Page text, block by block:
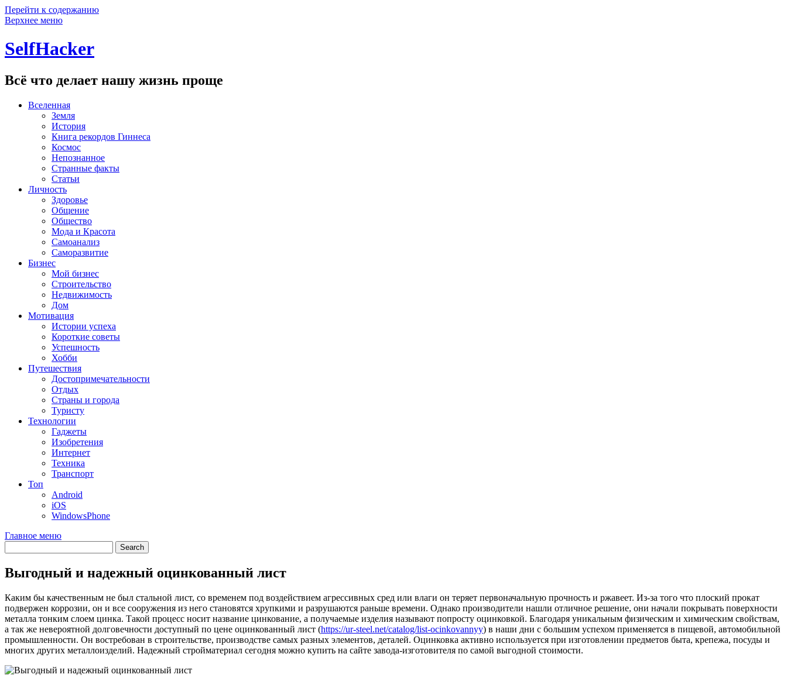
Перейти к содержанию
Верхнее меню
SelfHacker
Всё что делает нашу жизнь проще
Вселенная
Земля
История
Книга рекордов Гиннеса
Космос
Непознанное
Странные факты
Статьи
Личность
Здоровье
Общение
Общество
Мода и Красота
Самоанализ
Саморазвитие
Бизнес
Мой бизнес
Строительство
Недвижимость
Дом
Мотивация
Истории успеха
Короткие советы
Успешность
Хобби
Путешествия
Достопримечательности
Отдых
Страны и города
Туристу
Технологии
Гаджеты
Изобретения
Интернет
Техника
Транспорт
Топ
Android
iOS
WindowsPhone
Главное меню
Выгодный и надежный оцинкованный лист
Каким бы качественным не был стальной лист, со временем под воздействием агрессивных сред или влаги он теряет первоначальную прочность и ржавеет. Из-за того что плоский прокат
подвержен коррозии, он и все сооружения из него становятся хрупкими и разрушаются раньше времени. Однако производители нашли отличное решение, они начали покрывать поверхности
металла тонким слоем цинка. Такой процесс носит название цинкование, а получаемые изделия называют попросту оцинковкой. Благодаря уникальным физическим и химическим свойствам,
а так же невероятной долговечности доступный по цене оцинкованный лист (https://ur-steel.net/catalog/list-ocinkovannyy) в наши дни с большим успехом применяется в пищевой, автомобильной
промышленности. Он востребован в строительстве, производстве самых разных элементов, деталей. Оцинковка активно используется при изготовлении предметов быта, крепежа, посуды и
многих других металлоизделий. Надежный стройматериал сегодня можно купить на сайте завода-изготовителя по самой выгодной стоимости.